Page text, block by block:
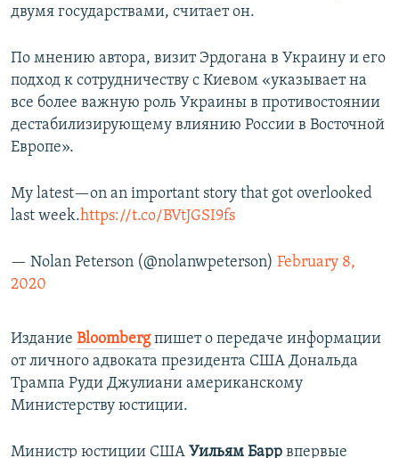
двумя государствами, считает он.
По мнению автора, визит Эрдогана в Украину и его
подход к сотрудничеству с Киевом «указывает на
все более важную роль Украины в противостоянии
дестабилизирующему влиянию России в Восточной
Европе».
My latest—on an important story that got overlooked
last week.https://t.co/BVtJGSI9fs
— Nolan Peterson (@nolanwpeterson) February 8,
2020
Издание Bloombergпишет о передаче информации
от личного адвоката президента США Дональда
Трампа Руди Джулиани американскому
Министерству юстиции.
Министр юстиции США Уильям Барр впервые